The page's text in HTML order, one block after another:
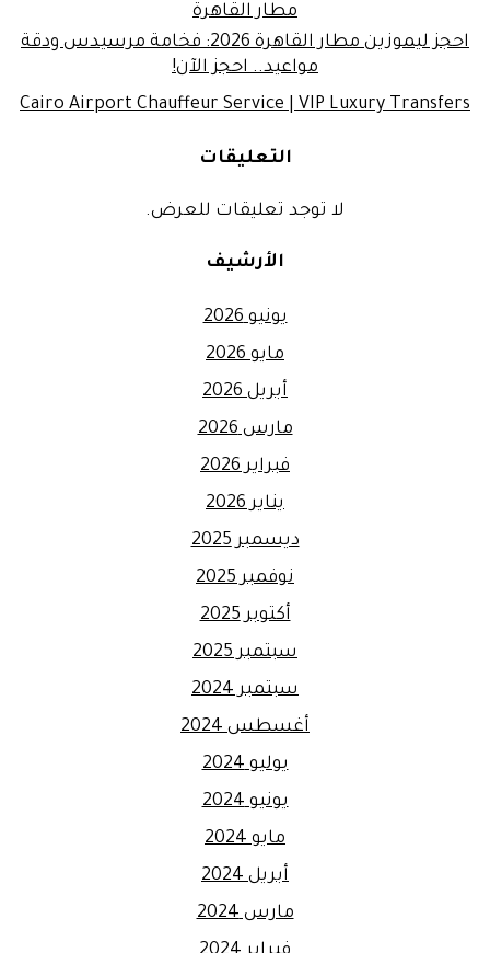
مطار القاهرة
احجز ليموزين مطار القاهرة 2026: فخامة مرسيدس ودقة
مواعيد.. احجز الآن!
Cairo Airport Chauffeur Service | VIP Luxury Transfers
التعليقات
لا توجد تعليقات للعرض.
الأرشيف
يونيو 2026
مايو 2026
أبريل 2026
مارس 2026
فبراير 2026
يناير 2026
ديسمبر 2025
نوفمبر 2025
أكتوبر 2025
سبتمبر 2025
سبتمبر 2024
أغسطس 2024
يوليو 2024
يونيو 2024
مايو 2024
أبريل 2024
مارس 2024